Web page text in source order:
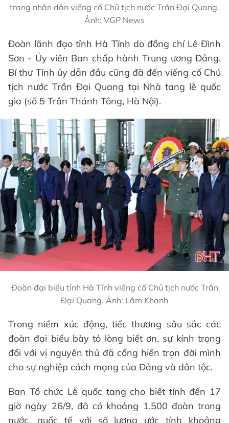
trang nhân dân viếng cố Chủ tịch nước Trần Đại Quang.
Ảnh: VGP News
Đoàn lãnh đạo tỉnh Hà Tĩnh do đồng chí Lê Đình
Sơn - Ủy viên Ban chấp hành Trung ương Đảng,
Bí thư Tỉnh ủy dẫn đầu cũng đã đến viếng cố Chủ
tịch nước Trần Đại Quang tại Nhà tang lễ quốc
gia (số 5 Trần Thánh Tông, Hà Nội).
Đoàn đại biểu tỉnh Hà Tĩnh viếng cố Chủ tịch nước Trần
Đại Quang. Ảnh: Lâm Khanh
Trong niềm xúc động, tiếc thương sâu sắc các
đoàn đại biểu bày tỏ lòng biết ơn, sự kính trọng
đối với vị nguyên thủ đã cống hiến trọn đời mình
cho sự nghiệp cách mạng của Đảng và dân tộc.
Ban Tổ chức Lễ quốc tang cho biết tính đến 17
giờ ngày 26/9, đã có khoảng 1.500 đoàn trong
nước, quốc tế với số lượng ước tính khoảng